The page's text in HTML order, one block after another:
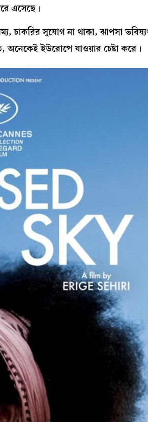
এসেছে।
চাকরির সুযোগ না থাকা, ঝাপসা
অনেকেই ইউরোপে যাওয়ার চেষ্টা করে।